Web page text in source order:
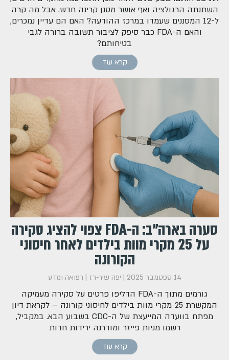
השתנתה הרגולציה ואף אושר מסנן קרינה חדש. אבל מה קרה
ל-12 המסננים שעמדו במרכז ההודעה? האם הם עדיין נמכרים,
והאם ה-FDA כבר סיפק לציבור תשובה ברורה לגבי
בטיחותם?
קרא עוד
סערה בארה"ב: ה-FDA צפוי להציג סקירה
על 25 מקרי מוות בילדים לאחר חיסוני
הקורונה
14 ספטמבר 2025 יפה שיר-רז רפואה ומדע
גורמים מתוך ה-FDA הדליפו פרטים על סקירה מעמיקה
המקשרת 25 מקרי מוות בילדים לחיסוני קורונה – לקראת דיון
מפתח בוועדה המייעצת של ה-CDC בשבוע הבא. במקביל,
רשמו מניות פייזר ומודרנה ירידות חדות
קרא עוד